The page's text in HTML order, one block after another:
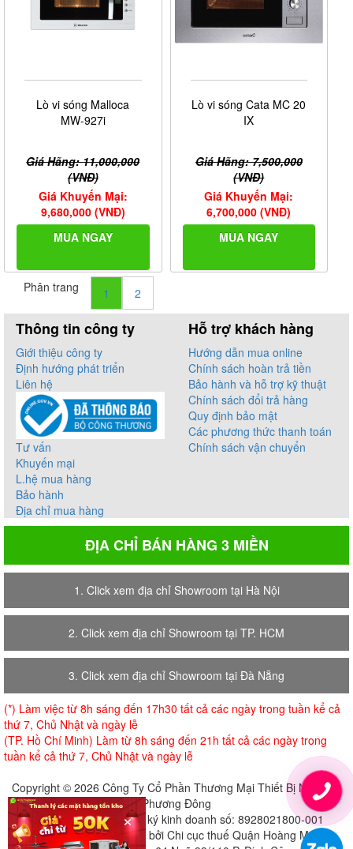
Lò vi sóng Malloca
MW-927i
Giá Hãng: 11,000,000
(VNĐ)
Giá Khuyến Mại:
9,680,000 (VNĐ)
MUA NGAY
Lò vi sóng Cata MC 20
IX
Giá Hãng: 7,500,000
(VNĐ)
Giá Khuyến Mại:
6,700,000 (VNĐ)
MUA NGAY
Phân trang 1 2
Thông tin công ty
Giới thiệu công ty
Định hướng phát triển
Liên hệ
Tư vấn
Khuyến mại
L.hệ mua hàng
Bảo hành
Địa chỉ mua hàng
Hỗ trợ khách hàng
Hướng dẫn mua online
Chính sách hoàn trả tiền
Bảo hành và hỗ trợ kỹ thuật
Chính sách đổi trả hàng
Quy định bảo mật
Các phương thức thanh toán
Chính sách vận chuyển
ĐỊA CHỈ BÁN HÀNG 3 MIỀN
1. Click xem địa chỉ Showroom tại Hà Nội
2. Click xem địa chỉ Showroom tại TP. HCM
3. Click xem địa chỉ Showroom tại Đà Nẵng
(*) Làm việc từ 8h sáng đến 17h30 tất cả các ngày trong tuần kể cả
thứ 7, Chủ Nhật và ngày lễ
(TP. Hồ Chí Minh) Làm từ 8h sáng đến 21h tất cả các ngày trong
tuần kể cả thứ 7, Chủ Nhật và ngày lễ
Copyright © 2026 Công Ty Cổ Phần Thương Mại Thiết Bị Nội Thất
Phương Đông
Giấy chứng nhận đăng ký kinh doanh số: 8928021800-001
Cấp ngày 18-07-2018 bởi Chi cục thuế Quận Hoàng Mai
×